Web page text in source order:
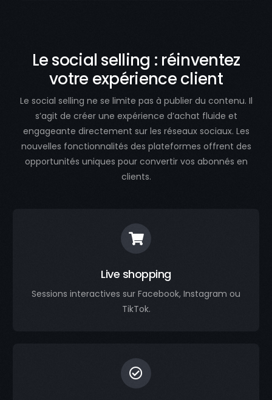
Le social selling : réinventez
votre expérience client
Le social selling ne se limite pas à publier du contenu. Il
s’agit de créer une expérience d’achat fluide et
engageante directement sur les réseaux sociaux. Les
nouvelles fonctionnalités des plateformes offrent des
opportunités uniques pour convertir vos abonnés en
clients.
Live shopping
Sessions interactives sur Facebook, Instagram ou
TikTok.